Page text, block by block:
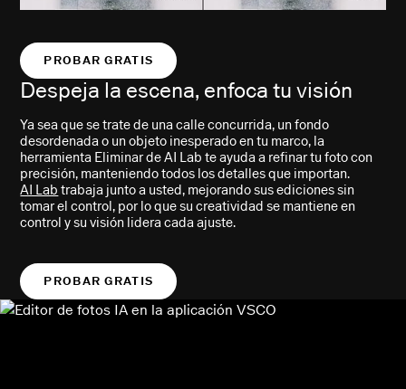
PROBAR GRATIS
Despeja la escena, enfoca tu visión
Ya sea que se trate de una calle concurrida, un fondo
desordenada o un objeto inesperado en tu marco, la
herramienta Eliminar de AI Lab te ayuda a refinar tu foto con
precisión, manteniendo todos los detalles que importan.
AI Lab trabaja junto a usted, mejorando sus ediciones sin
tomar el control, por lo que su creatividad se mantiene en
control y su visión lidera cada ajuste.
PROBAR GRATIS